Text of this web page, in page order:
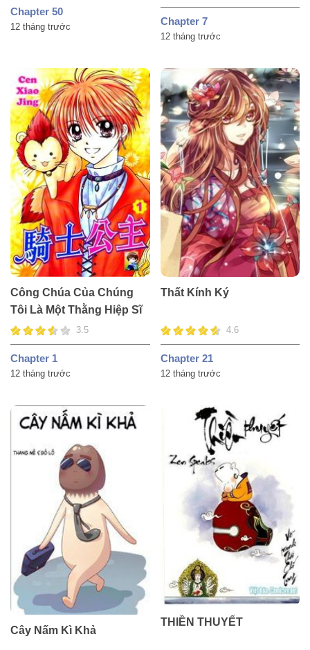
Chapter 50
12 tháng trước Chapter 7
12 tháng trước
Công Chúa Của Chúng
Tôi Là Một Thằng Hiệp Sĩ
3.5
Chapter 1
12 tháng trước
Thất Kính Ký
4.6
Chapter 21
12 tháng trước
Cây Nấm Kì Khả
THIỀN THUYẾT